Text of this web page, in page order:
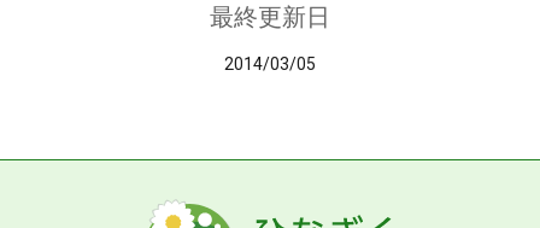
最終更新日
2014/03/05